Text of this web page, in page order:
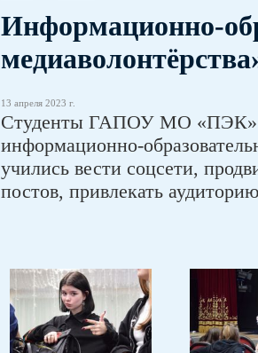
Информационно-
13 апреля 2023 г.
Студенты ГАПОУ МО «ПЭК»
информационно-
учились вести соцсети,
постов, привлекать